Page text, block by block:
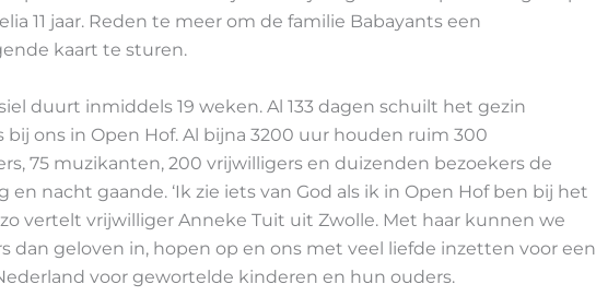
11 jaar. Reden te meer om de familie Babayants een
kaart te sturen.
duurt inmiddels 19 weken. Al 133 dagen schuilt het gezin
bij ons in Open Hof. Al bijna 3200 uur houden ruim 300
75 muzikanten, 200 vrijwilligers en duizenden bezoekers de
en nacht gaande. ‘Ik zie iets van God als ik in Open Hof ben bij het
zo vertelt vrijwilliger Anneke Tuit uit Zwolle. Met haar kunnen we
dan geloven in, hopen op en ons met veel liefde inzetten voor een
voor gewortelde kinderen en hun ouders.